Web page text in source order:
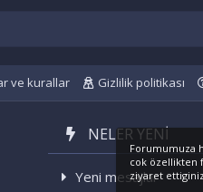
ve kurallar Gizlilik politikası
NELER YENI
Yeni mesajlar
Forumumuza
cok özellikten
ziyaret